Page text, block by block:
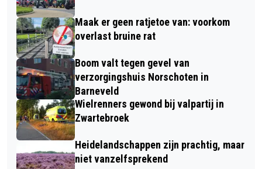
Maak er geen ratjetoe van: voorkom
overlast bruine rat
Boom valt tegen gevel van
verzorgingshuis Norschoten in
Barneveld
Wielrenners gewond bij valpartij in
Zwartebroek
Heidelandschappen zijn prachtig, maar
niet vanzelfsprekend